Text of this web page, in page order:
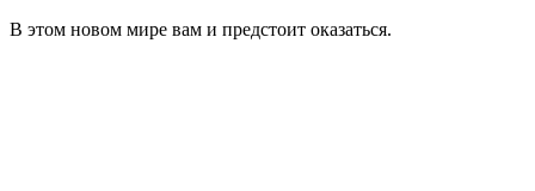
В этом новом мире вам и предстоит оказаться.